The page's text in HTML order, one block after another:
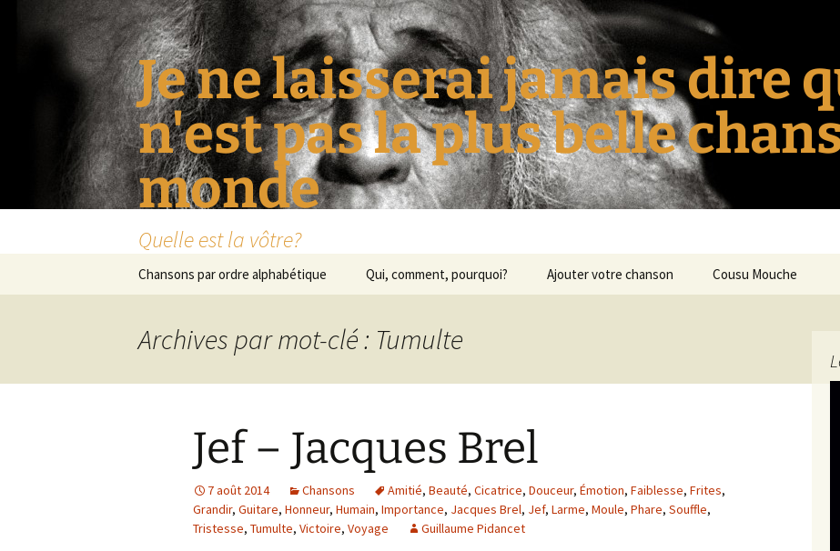
Je ne laisserai jamais dire
n'est pas la plus belle
monde
Quelle est la vôtre?
Chansons par ordre alphabétique Qui, comment, pourquoi? Ajouter votre chanson Cousu Mouche
Archives par mot-clé : Tumulte
Jef – Jacques Brel
7 août 2014 Chansons Amitié, Beauté, Cicatrice, Douceur, Émotion, Faiblesse, Frites,
Grandir, Guitare, Honneur, Humain, Importance, Jacques Brel, Jef, Larme, Moule, Phare, Souffle,
Tristesse, Tumulte, Victoire, Voyage Guillaume Pidancet